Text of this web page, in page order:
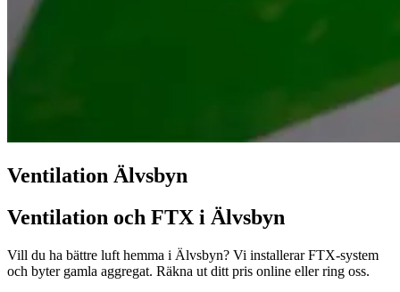
Ventilation Älvsbyn
Ventilation och FTX i Älvsbyn
Vill du ha bättre luft hemma i Älvsbyn? Vi installerar FTX-system
och byter gamla aggregat. Räkna ut ditt pris online eller ring oss.